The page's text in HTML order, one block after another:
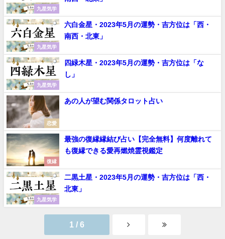
九星気学
九星気学
六白金星・2023年5月の運勢・吉方位は「西・
南西・北東」
九星気学
四緑木星・2023年5月の運勢・吉方位は「な
し」
恋愛
あの人が望む関係タロット占い
復縁
最強の復縁縁結び占い【完全無料】何度離れて
も復縁できる愛再燃焼霊視鑑定
九星気学
二黒土星・2023年5月の運勢・吉方位は「西・
北東」
1 / 6